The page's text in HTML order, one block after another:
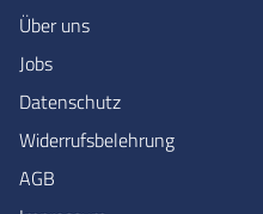
Über uns
Jobs
Datenschutz
Widerrufsbelehrung
AGB